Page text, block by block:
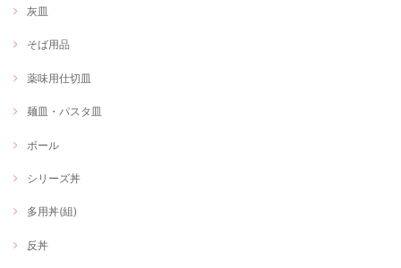
灰皿
そば用品
薬味用仕切皿
麺皿・パスタ皿
ボール
シリーズ丼
多用丼(組)
反丼